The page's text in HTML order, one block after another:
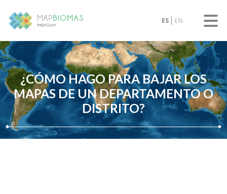
ES EN
¿CÓMO HAGO PARA BAJAR LOS
MAPAS DE UN DEPARTAMENTO O
DISTRITO?